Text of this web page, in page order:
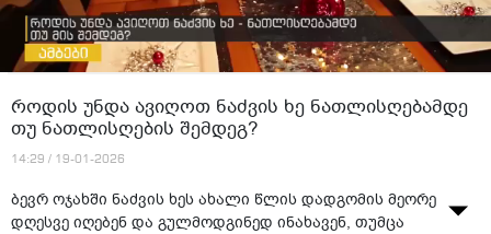
როდის უნდა ავიღოთ ნაძვის ხე ნათლისღებამდე
თუ ნათლისღების შემდეგ?
14:29 / 19-01-2026
ბევრ ოჯახში ნაძვის ხეს ახალი წლის დადგომის მეორე
დღესვე იღებენ და გულმოდგინედ ინახავენ, თუმცა